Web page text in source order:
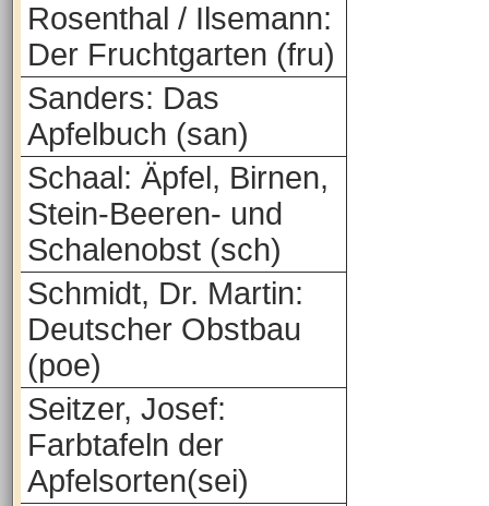
Rosenthal / Ilsemann:
Der Fruchtgarten (fru)
Sanders: Das
Apfelbuch (san)
Schaal: Äpfel, Birnen,
Stein-Beeren- und
Schalenobst (sch)
Schmidt, Dr. Martin:
Deutscher Obstbau
(poe)
Seitzer, Josef:
Farbtafeln der
Apfelsorten(sei)